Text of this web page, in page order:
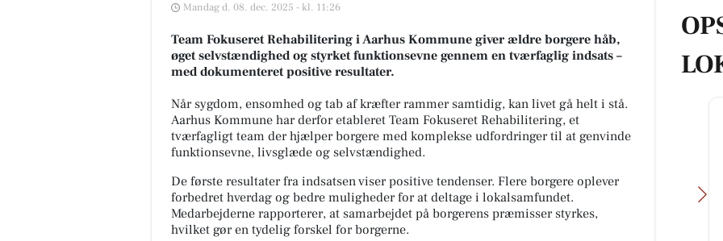
Mandag d. 08. dec. 2025 - kl. 11:26
Team Fokuseret Rehabilitering i Aarhus Kommune giver ældre borgere håb,
øget selvstændighed og styrket funktionsevne gennem en tværfaglig indsats –
med dokumenteret positive resultater.
Når sygdom, ensomhed og tab af kræfter rammer samtidig, kan livet gå helt i stå.
Aarhus Kommune har derfor etableret Team Fokuseret Rehabilitering, et
tværfagligt team der hjælper borgere med komplekse udfordringer til at genvinde
funktionsevne, livsglæde og selvstændighed.
De første resultater fra indsatsen viser positive tendenser. Flere borgere oplever
forbedret hverdag og bedre muligheder for at deltage i lokalsamfundet.
Medarbejderne rapporterer, at samarbejdet på borgerens præmisser styrkes,
hvilket gør en tydelig forskel for borgerne.